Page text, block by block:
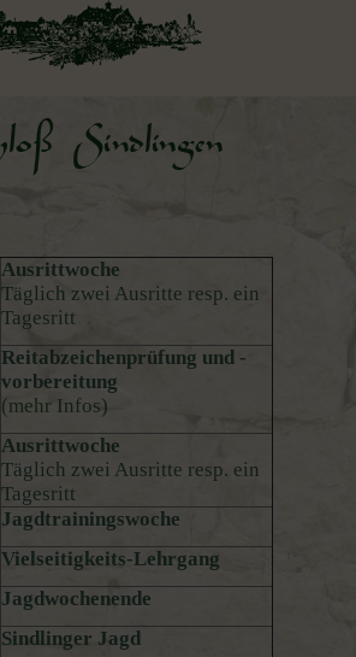
Ausrittwoche
Täglich zwei Ausritte resp. ein
Tagesritt
Reitabzeichenprüfung und -
vorbereitung
(mehr Infos)
Ausrittwoche
Täglich zwei Ausritte resp. ein
Tagesritt
Jagdtrainingswoche
Vielseitigkeits-Lehrgang
Jagdwochenende
Sindlinger Jagd